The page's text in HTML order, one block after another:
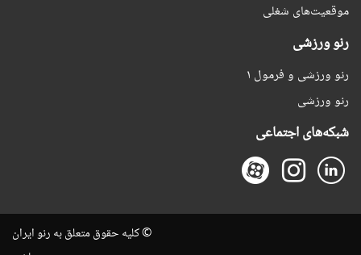
موقعیت‌های شغلی
رنو ورزشی
رنو ورزشی و فرمول ۱
رنو ورزشی
شبکه‌های اجتماعی
© کلیه حقوق متعلق به رنو ایران